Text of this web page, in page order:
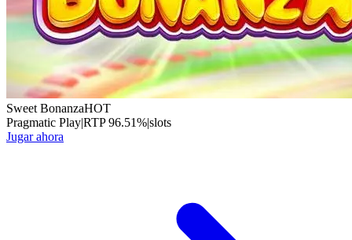
Sweet BonanzaHOT
Pragmatic Play|RTP96.51%|slots
Jugar ahora